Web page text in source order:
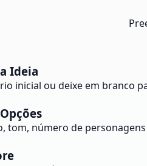
Ideia
inicial ou deixe em branco
tom, número de